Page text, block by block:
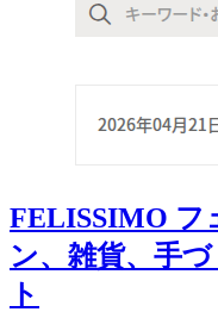
FELISSIMO フ
ン、雑貨、手
ト